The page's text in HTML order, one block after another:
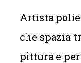
Artista
che spazia
pittura e